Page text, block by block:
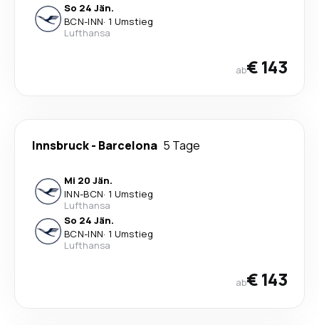
So 24 Jän.
BCN-INN· 1 Umstieg
Lufthansa
ab€ 143
Innsbruck- Barcelona 5 Tage
Mi 20 Jän.
INN-BCN· 1 Umstieg
Lufthansa
So 24 Jän.
BCN-INN· 1 Umstieg
Lufthansa
ab€ 143